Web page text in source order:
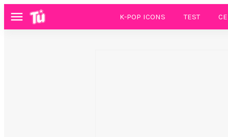
Menú K-POP ICONS TEST